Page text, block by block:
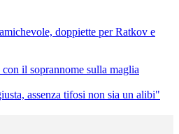
doppiette per Ratkov e
il soprannome sulla maglia
assenza tifosi non sia un alibi"